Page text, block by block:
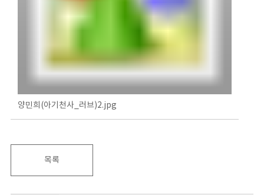
양민희(아기천사_러브)2.jpg
목록